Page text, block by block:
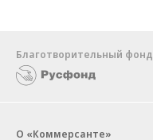
Благотворительный фонд
О «Коммерсанте»